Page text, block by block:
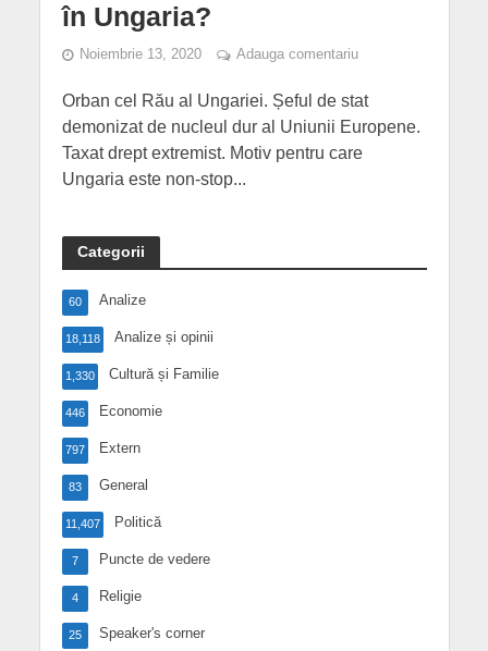
în Ungaria?
Noiembrie 13, 2020 Adauga comentariu
Orban cel Rău al Ungariei. Șeful de stat
demonizat de nucleul dur al Uniunii Europene.
Taxat drept extremist. Motiv pentru care
Ungaria este non-stop...
Categorii
Analize
60
Analize și opinii
18,118
Cultură și Familie
1,330
Economie
446
Extern
797
General
83
Politică
11,407
Puncte de vedere
7
Religie
4
Speaker's corner
25